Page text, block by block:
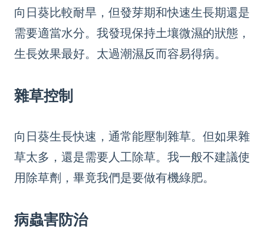
向日葵比較耐旱，但發芽期和快速生長期還是
需要適當水分。我發現保持土壤微濕的狀態，
生長效果最好。太過潮濕反而容易得病。
雜草控制
向日葵生長快速，通常能壓制雜草。但如果雜
草太多，還是需要人工除草。我一般不建議使
用除草劑，畢竟我們是要做有機綠肥。
病蟲害防治